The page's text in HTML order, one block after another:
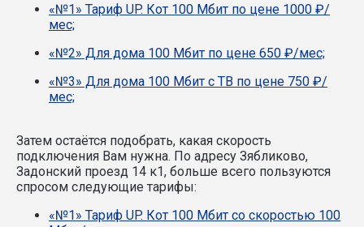
«№1» Тариф UP. Кот 100 Мбит по цене 1000 ₽/
мес;
«№2» Для дома 100 Мбит по цене 650 ₽/мес;
«№3» Для дома 100 Мбит с ТВ по цене 750 ₽/
мес;
Затем остаётся подобрать, какая скорость
подключения Вам нужна. По адресу Зябликово,
Задонский проезд 14 к1, больше всего пользуются
спросом следующие тарифы:
«№1» Тариф UP. Кот 100 Мбит со скоростью 100